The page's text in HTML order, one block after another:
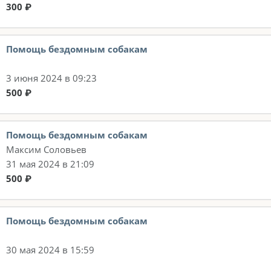
300 ₽
Помощь бездомным собакам
3 июня 2024 в 09:23
500 ₽
Помощь бездомным собакам
Максим Соловьев
31 мая 2024 в 21:09
500 ₽
Помощь бездомным собакам
30 мая 2024 в 15:59